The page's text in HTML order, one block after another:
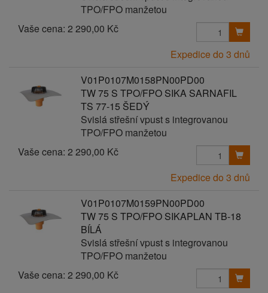
TPO/FPO manžetou
Vaše cena: 2 290,00 Kč
Expedice do 3 dnů
V01P0107M0158PN00PD00
TW 75 S TPO/FPO SIKA SARNAFIL
TS 77-15 ŠEDÝ
Svislá střešní vpust s integrovanou
TPO/FPO manžetou
Vaše cena: 2 290,00 Kč
Expedice do 3 dnů
V01P0107M0159PN00PD00
TW 75 S TPO/FPO SIKAPLAN TB-18
BÍLÁ
Svislá střešní vpust s integrovanou
TPO/FPO manžetou
Vaše cena: 2 290,00 Kč